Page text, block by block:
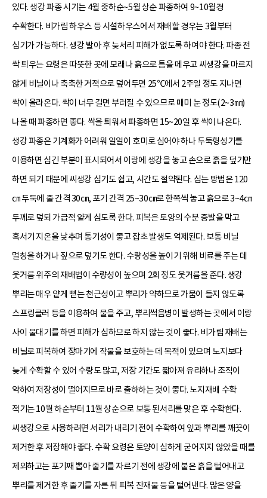
있다. 생강 파종 시기는 4월 중하순~5월 상순 파종하여 9~10월경
수확한다. 비가림 하우스 등 시설하우스에서 재배할 경우는 3월부터
심기가 가능하다. 생강 발아 후 늦서리 피해가 없도록 하여야 한다. 파종 전
싹 틔우는 요령은 따뜻한 곳에 모래나 흙으로 틈을 메우고 씨생강을 마르지
않게 비닐이나 축축한 거적으로 덮어두면 25℃에서 2주일 정도 지나면
싹이 올라온다. 싹이 너무 길면 부러질 수 있으므로 매미 눈 정도(2~3㎜)
나올 때 파종하면 좋다. 싹을 틔워서 파종하면 15~20일 후 싹이 나온다.
생강 파종은 기계화가 어려워 일일이 호미로 심어야 하나 두둑형성기를
이용하면 심긴 부분이 표시되어서 이랑에 생강을 놓고 손으로 흙을 덮기만
하면 되기 때문에 씨생강 심기도 쉽고, 시간도 절약된다. 심는 방법은 120
㎝ 두둑에 줄 간격 30㎝, 포기 간격 25~30㎝로 한쪽씩 놓고 흙으로 3~4㎝
두께로 덮되 가급적 얕게 심도록 한다. 피복은 토양의 수분 증발을 막고
혹서기 지온을 낮추며 통기성이 좋고 잡초 발생도 억제된다. 보통 비닐
멀칭을 하거나 짚으로 덮기도 한다. 수량성을 높이기 위해 비료를 주는 데
웃거름 위주의 재배법이 수량성이 높으며 2회 정도 웃거름을 준다. 생강
뿌리는 매우 얕게 뻗는 천근성이고 뿌리가 약하므로 가뭄이 들지 않도록
스프링클러 등을 이용하여 물을 주고, 뿌리썩음병이 발생하는 곳에서 이랑
사이 물대기를 하면 피해가 심하므로 하지 않는 것이 좋다. 비가림 재배는
비닐로 피복하여 장마기에 작물을 보호하는 데 목적이 있으며 노지보다
늦게 수확할 수 있어 수량도 많고, 저장 기간도 짧아져 유리하나 조직이
약하여 저장성이 떨어지므로 바로 출하하는 것이 좋다. 노지재배 수확
적기는 10월 하순부터 11월 상순으로 보통 된서리를 맞은 후 수확한다.
씨생강으로 사용하려면 서리가 내리기 전에 수확하여 잎과 뿌리를 깨끗이
제거한 후 저장해야 좋다. 수확 요령은 토양이 심하게 굳어지지 않았을 때를
제외하고는 포기째 뽑아 줄기를 자르기 전에 생강에 붙은 흙을 털어내고
뿌리를 제거한 후 줄기를 자른 뒤 피복 잔재물 등을 털어낸다. 많은 양을